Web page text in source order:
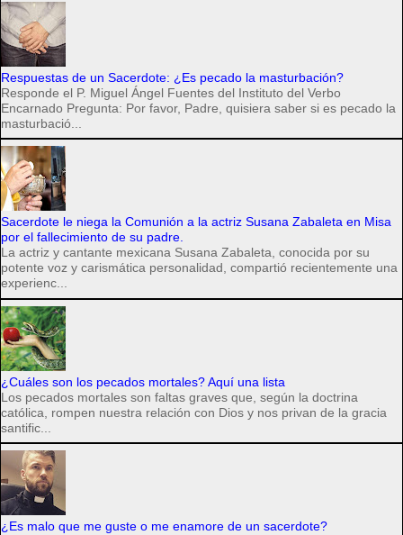
Respuestas de un Sacerdote: ¿Es pecado la masturbación?
Responde el P. Miguel Ángel Fuentes del Instituto del Verbo
Encarnado Pregunta: Por favor, Padre, quisiera saber si es pecado la
masturbació...
Sacerdote le niega la Comunión a la actriz Susana Zabaleta en Misa
por el fallecimiento de su padre.
La actriz y cantante mexicana Susana Zabaleta, conocida por su
potente voz y carismática personalidad, compartió recientemente una
experienc...
¿Cuáles son los pecados mortales? Aquí una lista
Los pecados mortales son faltas graves que, según la doctrina
católica, rompen nuestra relación con Dios y nos privan de la gracia
santific...
¿Es malo que me guste o me enamore de un sacerdote?